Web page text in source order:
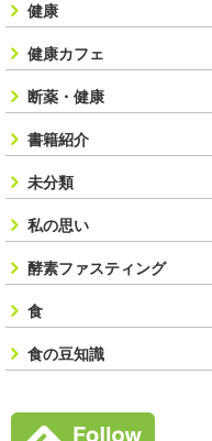
健康
健康カフェ
断薬・健康
書籍紹介
未分類
私の思い
酵素ファスティング
食
食の豆知識